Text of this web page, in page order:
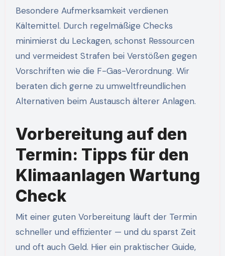
Besondere Aufmerksamkeit verdienen
Kältemittel. Durch regelmäßige Checks
minimierst du Leckagen, schonst Ressourcen
und vermeidest Strafen bei Verstößen gegen
Vorschriften wie die F-Gas-Verordnung. Wir
beraten dich gerne zu umweltfreundlichen
Alternativen beim Austausch älterer Anlagen.
Vorbereitung auf den
Termin: Tipps für den
Klimaanlagen Wartung
Check
Mit einer guten Vorbereitung läuft der Termin
schneller und effizienter — und du sparst Zeit
und oft auch Geld. Hier ein praktischer Guide,